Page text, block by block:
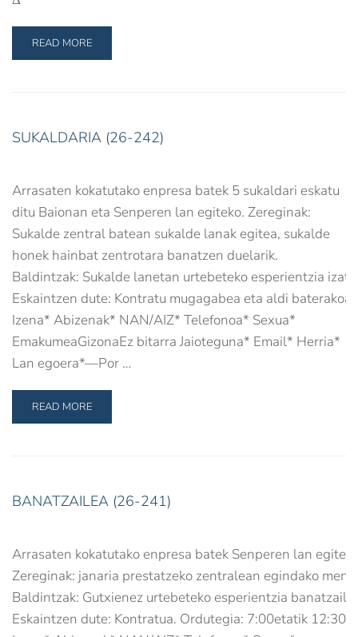
READ MORE
SUKALDARIA (26-242)
Arrasaten kokatutako enpresa batek 5 sukaldari eskatu
ditu Baionan eta Senperen lan egiteko. Zereginak:
Sukalde zentral batean sukalde lanak egitea, sukalde
honek hainbat zentrotara banatzen duelarik.
Baldintzak: Sukalde lanetan urtebeteko esperientzia
Eskaintzen dute: Kontratu mugagabea eta aldi
Izena* Abizenak* NAN/AIZ* Telefonoa* Sexua*
EmakumeaGizonaEz bitarra Jaioteguna* Email* Herria*
Lan egoera*—Por …
READ MORE
BANATZAILEA (26-241)
Arrasaten kokatutako enpresa batek Senperen lan
Zereginak: janaria prestatzeko zentralean egindako
Baldintzak: Gutxienez urtebeteko esperientzia
Eskaintzen dute: Kontratua. Ordutegia: 7:00etatik